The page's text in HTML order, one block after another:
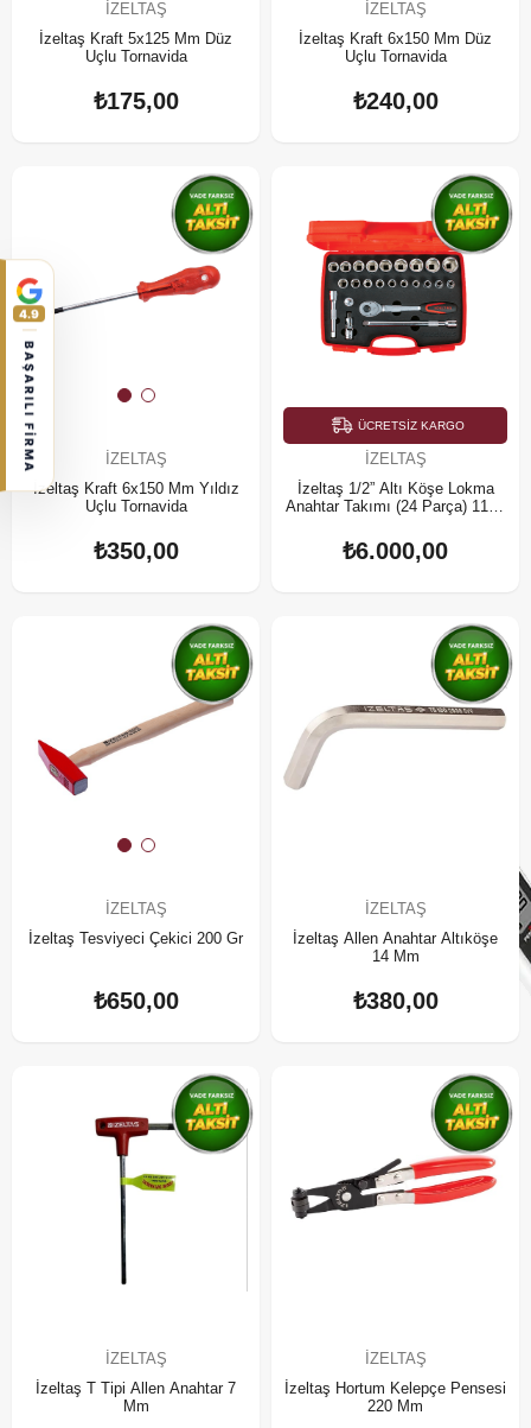
4.9
BAŞARILI FİRMA
İZELTAŞ
İzeltaş Kraft 5x125 Mm Düz
Uçlu Tornavida
₺175,00
İZELTAŞ
İzeltaş Kraft 6x150 Mm Düz
Uçlu Tornavida
₺240,00
İZELTAŞ
İzeltaş Kraft 6x150 Mm Yıldız
Uçlu Tornavida
₺350,00
ÜCRETSIZ KARGO
İZELTAŞ
İzeltaş 1/2” Altı Köşe Lokma
Anahtar Takımı (24 Parça) 1113
₺6.000,00
İZELTAŞ
İzeltaş Tesviyeci Çekici 200 Gr
₺650,00
İZELTAŞ
İzeltaş Allen Anahtar Altıköşe
14 Mm
₺380,00
İZELTAŞ
İzeltaş T Tipi Allen Anahtar 7
Mm
İZELTAŞ
İzeltaş Hortum Kelepçe Pensesi
220 Mm